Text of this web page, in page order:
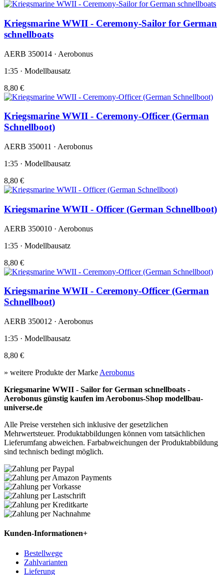
Kriegsmarine WWII - Ceremony-Sailor for German
schnellboats
AERB 350014 · Aerobonus
1:35 · Modellbausatz
8,80 €
Kriegsmarine WWII - Ceremony-Officer (German
Schnellboot)
AERB 350011 · Aerobonus
1:35 · Modellbausatz
8,80 €
Kriegsmarine WWII - Officer (German Schnellboot)
AERB 350010 · Aerobonus
1:35 · Modellbausatz
8,80 €
Kriegsmarine WWII - Ceremony-Officer (German
Schnellboot)
AERB 350012 · Aerobonus
1:35 · Modellbausatz
8,80 €
» weitere Produkte der Marke Aerobonus
Kriegsmarine WWII - Sailor for German schnellboats -
Aerobonus günstig kaufen im Aerobonus-Shop modellbau-
universe.de
Alle Preise verstehen sich inklusive der gesetzlichen
Mehrwertsteuer. Produktabbildungen können vom tatsächlichen
Lieferumfang abweichen. Farbabweichungen der Produktabbildung
sind technisch bedingt möglich.
Kunden-Informationen+
Bestellwege
Zahlvarianten
Lieferung